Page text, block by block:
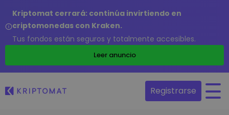
Kriptomat cerrará: continúa invirtiendo en
criptomonedas con Kraken.
Tus fondos están seguros y totalmente accesibles.
Leer anuncio
Registrarse